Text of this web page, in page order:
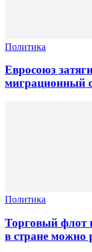
Политика
Евросоюз
миграционный
Политика
Торговый флот
в стране можно